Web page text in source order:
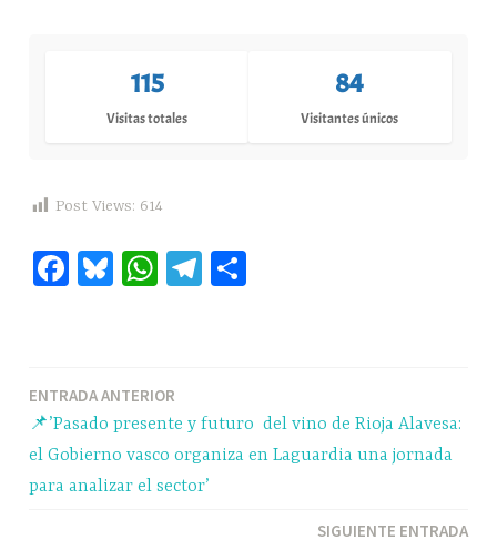
115
Visitas totales
84
Visitantes únicos
Post Views: 614
Fa Bl W
pp
Te
m rti
r
Navegación
de
entradas
ENTRADA ANTERIOR
📌’Pasado presente y futuro del vino de Rioja Alavesa:
el Gobierno vasco organiza en Laguardia una jornada
para analizar el sector’
SIGUIENTE ENTRADA